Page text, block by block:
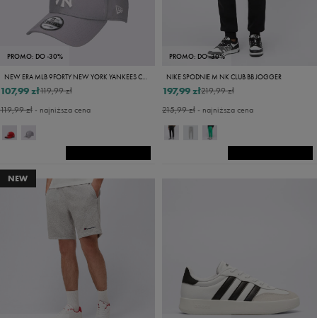
PROMO: DO -30%
NEW ERA MLB 9FORTY NEW YORK YANKEES CAP GRAY/WHITE
119,99 zł
107,99 zł
119,99 zł- najniższa cena
PROMO: DO -30%
NIKE SPODNIE M NK CLUB BB JOGGER
219,99 zł
197,99 zł
215,99 zł- najniższa cena
NEW